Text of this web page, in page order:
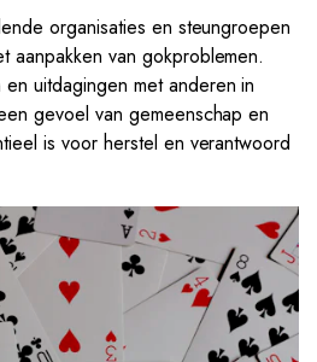
organisaties en steungroepen
aanpakken van gokproblemen.
uitdagingen met anderen in
gevoel van gemeenschap en
is voor herstel en verantwoord